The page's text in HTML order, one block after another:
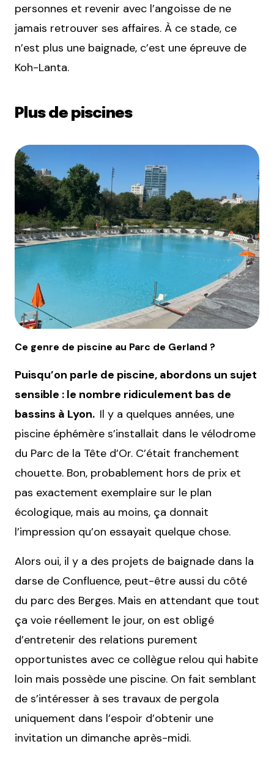
personnes et revenir avec l’angoisse de ne
jamais retrouver ses affaires. À ce stade, ce
n’est plus une baignade, c’est une épreuve de
Koh-Lanta.
Plus de piscines
Ce genre de piscine au Parc de Gerland ?
Puisqu’on parle de piscine, abordons un sujet
sensible : le nombre ridiculement bas de
bassins à Lyon. Il y a quelques années, une
piscine éphémère s’installait dans le vélodrome
du Parc de la Tête d’Or. C’était franchement
chouette. Bon, probablement hors de prix et
pas exactement exemplaire sur le plan
écologique, mais au moins, ça donnait
l’impression qu’on essayait quelque chose.
Alors oui, il y a des projets de baignade dans la
darse de Confluence, peut-être aussi du côté
du parc des Berges. Mais en attendant que tout
ça voie réellement le jour, on est obligé
d’entretenir des relations purement
opportunistes avec ce collègue relou qui habite
loin mais possède une piscine. On fait semblant
de s’intéresser à ses travaux de pergola
uniquement dans l’espoir d’obtenir une
invitation un dimanche après-midi.